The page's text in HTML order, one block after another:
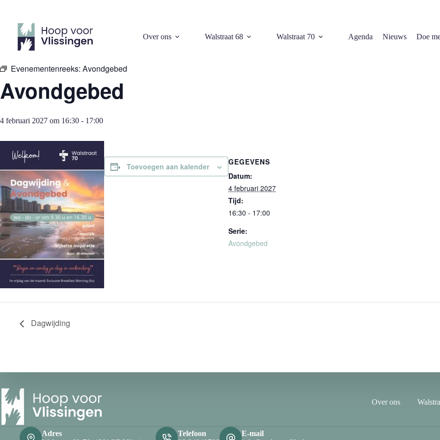
inhoud
Over ons Walstraat 68 Walstraat 70 Agenda Nieuws Doe
« Alle Evenementen
Evenementenreeks: Avondgebed
Avondgebed
4 februari 2027 om 16:30 - 17:00
Toevoegen aan kalender
GEGEVENS
Datum:
4 februari 2027
Tijd:
16:30 - 17:00
Serie:
Avondgebed
Dagwijding
Over ons
Adres
Telefoon
E-mail